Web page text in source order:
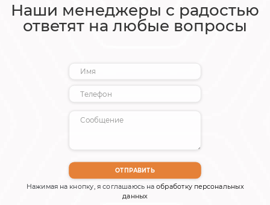
Наши менеджеры с радостью
ответят на любые вопросы
Нажимая на кнопку, я соглашаюсь наобработку персональных
данных